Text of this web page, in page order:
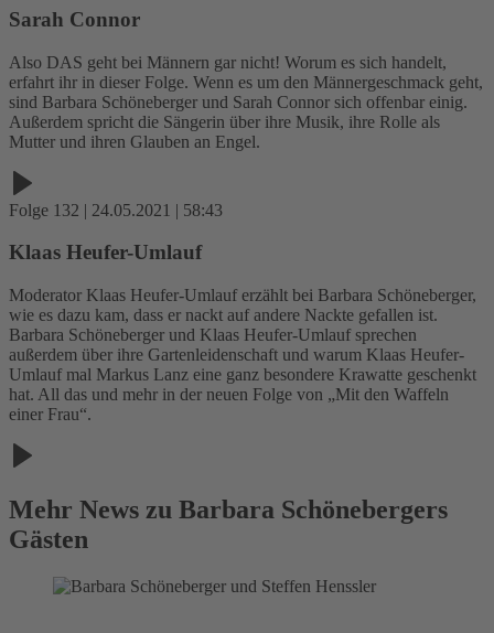
Sarah Connor
Also DAS geht bei Männern gar nicht! Worum es sich handelt,
erfahrt ihr in dieser Folge. Wenn es um den Männergeschmack geht,
sind Barbara Schöneberger und Sarah Connor sich offenbar einig.
Außerdem spricht die Sängerin über ihre Musik, ihre Rolle als
Mutter und ihren Glauben an Engel.
Folge 132 | 24.05.2021 | 58:43
Klaas Heufer-Umlauf
Moderator Klaas Heufer-Umlauf erzählt bei Barbara Schöneberger,
wie es dazu kam, dass er nackt auf andere Nackte gefallen ist.
Barbara Schöneberger und Klaas Heufer-Umlauf sprechen
außerdem über ihre Gartenleidenschaft und warum Klaas Heufer-
Umlauf mal Markus Lanz eine ganz besondere Krawatte geschenkt
hat. All das und mehr in der neuen Folge von „Mit den Waffeln
einer Frau“.
Mehr News zu Barbara Schönebergers
Gästen